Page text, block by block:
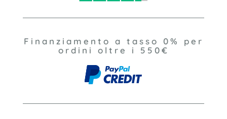
Finanziamento a tasso 0% per
ordini oltre i 550€